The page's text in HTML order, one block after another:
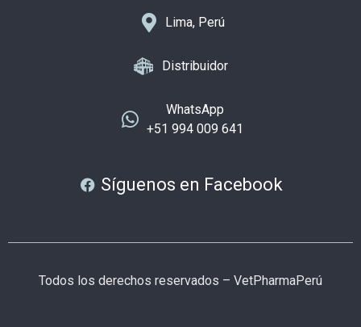
Lima, Perú
Distribuidor
WhatsApp
+51 994 009 641
Síguenos en Facebook
Todos los derechos reservados – VetPharmaPerú